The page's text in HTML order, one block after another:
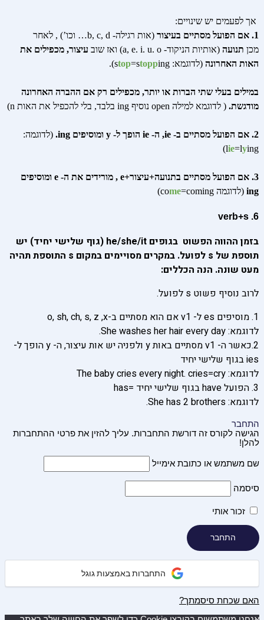
אך לפעמים יש שינויים:
1. אם הפועל מסתיים בעיצור
(אות רגילה- b, c, d… וכו’) , לאחר
מכן תנועה (אותיות הניקוד- a, e. i. u. o) ואז שוב
עיצור, מכפילים את
האות האחרונה (לדוגמא: s top=stopping).
במילים בעלי שתי הברות או יותר, מכפילים רק אם ההברה האחרונה
מודגשת. ( לדוגמא למילה open נוסיף ing בלבד, בלי להכפיל את האות n)
2. אם הפועל מסתיים ב- ie, ה- ie הופך ל- y ומוסיפים ing.
(לדוגמה:
lie=lying)
3. אם הפועל מסתיים בתנועה+עיצור+e , מורידים את ה- e ומוסיפים
ing (לדוגמה co me=coming)
6. verb+s
בזמן ההווה הפשוט בגופים he/she/it (גוף שלישי יחיד) יש
תוספת של s לפועל. במקרים מסויימים במקום s התוספת תהיה
מעט שונה. הנה הכללים:
לרוב נוסיף פשוט s לפועל.
1. מוסיפים es ל- v1 אם הוא מסתיים ב-o, sh, ch, s, z ,x
לדוגמא: She washes her hair every day.
2.כאשר ה- v1 מסתיים באות y ולפניה יש אות עיצור, ה- y הופך ל-
ies בגוף שלישי יחיד
לדוגמא: The baby cries every night. cries=cry
3. הפועל have בגוף שלישי יחיד =has
לדוגמא: She has 2 brothers.
התחבר
הגישה לקורס זה דורשת התחברות. עליך להזין את פרטי ההתחברות
להלן!
שם משתמש או כתובת אימייל
סיסמה
זכור אותי
התחברות באמצעות גוגל
האם שכחת סיסמתך?